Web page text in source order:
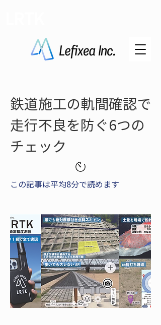
鉄道施工の軌間確認で
走行不良を防ぐ6つの
チェック
この記事は平均8分で読めます